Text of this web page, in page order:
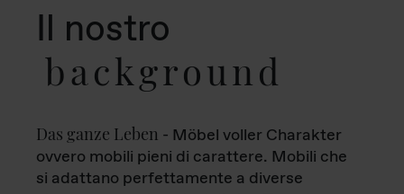
Il nostro
background
Das ganze Leben - Möbel voller Charakter
ovvero mobili pieni di carattere. Mobili che
si adattano perfettamente a diverse